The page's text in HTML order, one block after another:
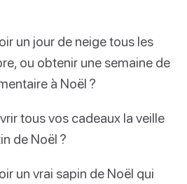
un jour de neige tous les
ou obtenir une semaine de
à Noël ?
tous vos cadeaux la veille
de Noël ?
un vrai sapin de Noël qui